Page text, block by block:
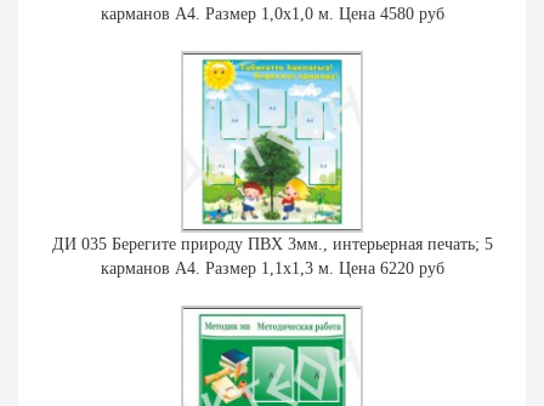
карманов А4. Размер 1,0х1,0 м. Цена 4580 руб
ДИ 035 Берегите природу ПВХ 3мм., интерьерная печать; 5
карманов А4. Размер 1,1х1,3 м. Цена 6220 руб